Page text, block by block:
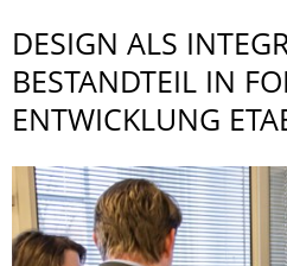
DESIGN ALS
BESTANDTEIL IN
ENTWICKLUNG